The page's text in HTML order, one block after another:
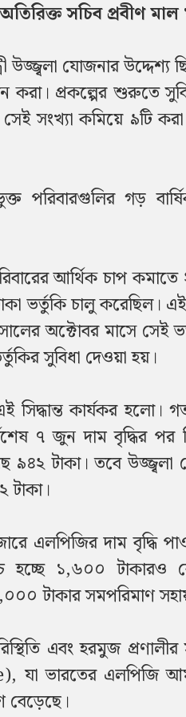
সচিব প্রবীণ
যোজনার উদ্দেশ্য
করা। প্রকল্পের শুরুতে
সংখ্যা কমিয়ে ৯টি
পরিবারগুলির গড়
আর্থিক চাপ
ভর্তুকি চালু করেছিল।
অক্টোবর মাসে সেই
সুবিধা দেওয়া হয়।
কার্যকর হলো।
৭ জুন দাম বৃদ্ধির পর
৯৪২ টাকা। তবে
টাকা।
এলপিজির দাম বৃদ্ধি
হচ্ছে ১,৬০০ টাকারও
টাকার সমপরিমাণ
এবং হরমুজ প্রণালীর
যা ভারতের এলপিজি
বেড়েছে।